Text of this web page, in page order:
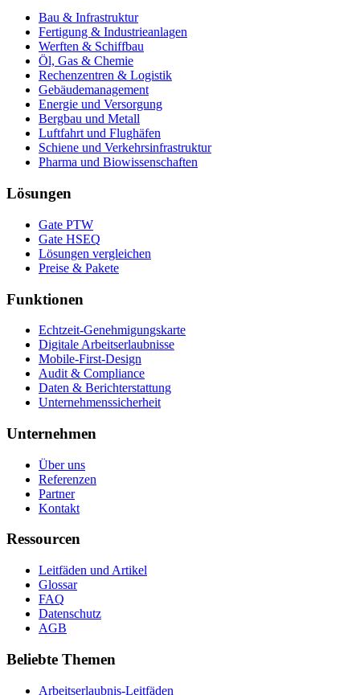
Bau & Infrastruktur
Fertigung & Industrieanlagen
Werften & Schiffbau
Öl, Gas & Chemie
Rechenzentren & Logistik
Gebäudemanagement
Energie und Versorgung
Bergbau und Metall
Luftfahrt und Flughäfen
Schiene und Verkehrsinfrastruktur
Pharma und Biowissenschaften
Lösungen
Gate PTW
Gate HSEQ
Lösungen vergleichen
Preise & Pakete
Funktionen
Echtzeit-Genehmigungskarte
Digitale Arbeitserlaubnisse
Mobile-First-Design
Audit & Compliance
Daten & Berichterstattung
Unternehmenssicherheit
Unternehmen
Über uns
Referenzen
Partner
Kontakt
Ressourcen
Leitfäden und Artikel
Glossar
FAQ
Datenschutz
AGB
Beliebte Themen
Arbeitserlaubnis-Leitfäden